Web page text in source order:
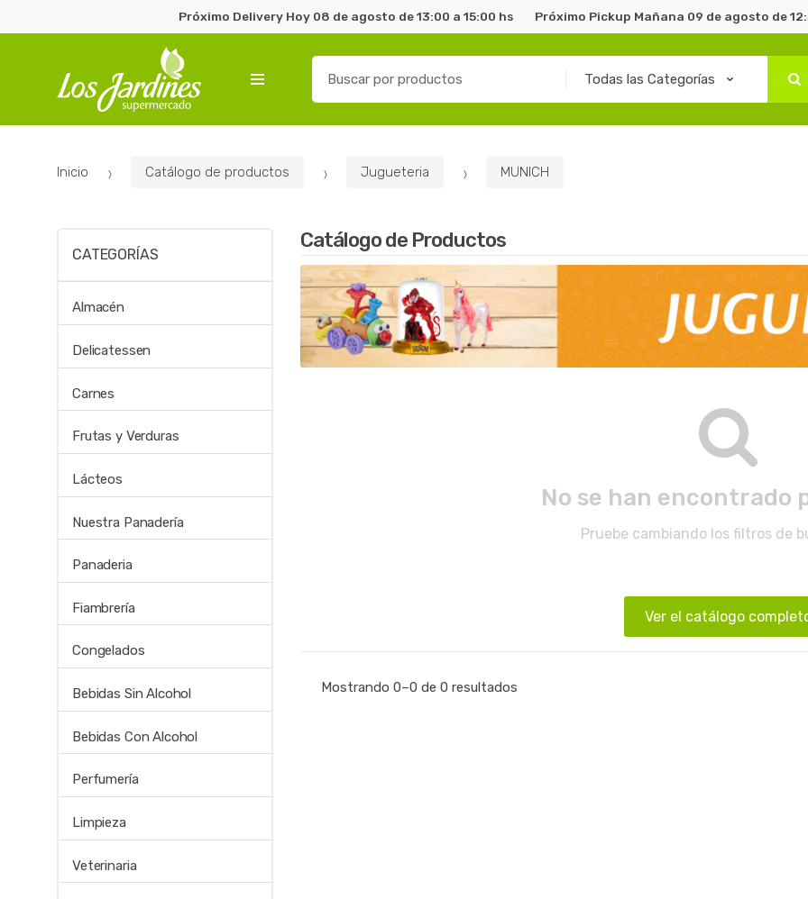
Próximo Delivery Hoy 08 de agosto de 13:00 a 15:00 hs Próximo Pickup Mañana 09 de agosto de
r
Inicio Catálogo de productos Jugueteria MUNICH
Catálogo de Productos
No se han encontrado
Pruebe cambiando los filtros de
Ver el catálogo
Mostrando 0–0 de 0 resultados
CATEGORÍAS
Almacén
Delicatessen
Carnes
Frutas y Verduras
Lácteos
Nuestra Panadería
Panaderia
Fiambrería
Congelados
Bebidas Sin Alcohol
Bebidas Con Alcohol
Perfumería
Limpieza
Veterinaria